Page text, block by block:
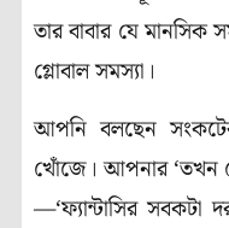
তার বাবার যে মানসিক
গ্লোবাল সমস্যা।
আপনি বলছেন
খোঁজে। আপনার ‘তখন
—‘ফ্যান্টাসির